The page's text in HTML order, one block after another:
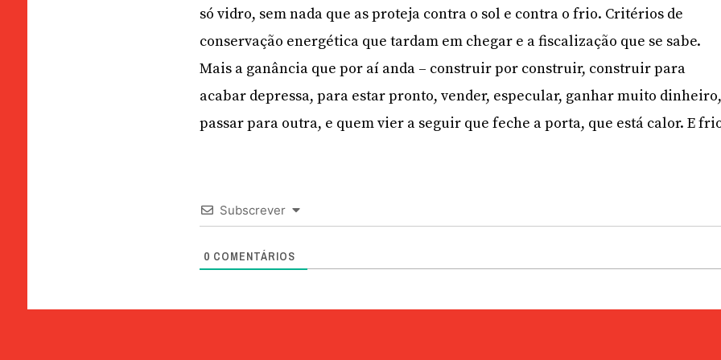
só vidro, sem nada que as proteja contra o sol e contra o frio. Critérios de
conservação energética que tardam em chegar e a fiscalização que se sabe.
Mais a ganância que por aí anda – construir por construir, construir para
acabar depressa, para estar pronto, vender, especular, ganhar muito
passar para outra, e quem vier a seguir que feche a porta, que está calor. E
Subscrever
0 COMENTÁRIOS